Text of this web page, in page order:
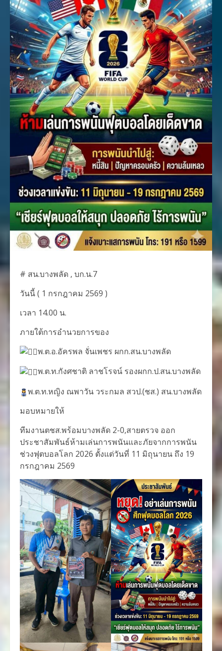
# สน.บางพลัด , บก.น.7
วันนี้ ( 1 กรกฎาคม 2569 )
เวลา 14.00 น.
ภายใต้การอำนวยการของ
พ.ต.อ.อัครพล จั่นเพชร ผกก.สน.บางพลัด
พ.ต.ท.กังศชาติ ลาชโรจน์ รองผกก.ป.สน.บางพลัด
พ.ต.ท.หญิง ณพาวัน วระกมล สวป.(ชส.) สน.บางพลัด
มอบหมายให้
ทีมงานตชส.พร้อมบางพลัด 2-0,สายตรวจ ออก
ประชาสัมพันธ์ห้ามเล่นการพนันและภัยจากการพนัน
ช่วงฟุตบอลโลก 2026 ตั้งแต่วันที่ 11 มิถุนายน ถึง 19
กรกฎาคม 2569